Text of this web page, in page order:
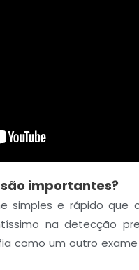
importantes?
simples e rápido que
na detecção
como um outro